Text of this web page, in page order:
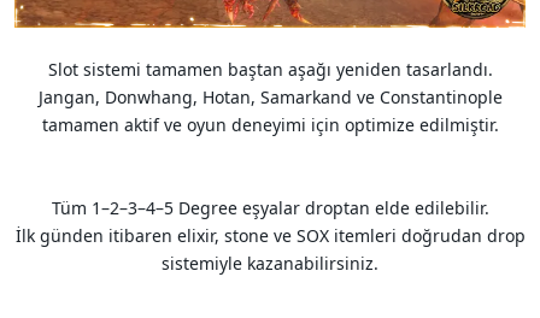
Slot sistemi tamamen baştan aşağı yeniden tasarlandı.
Jangan, Donwhang, Hotan, Samarkand ve Constantinople
tamamen aktif ve oyun deneyimi için optimize edilmiştir.
Tüm 1–2–3–4–5 Degree eşyalar droptan elde edilebilir.
İlk günden itibaren elixir, stone ve SOX itemleri doğrudan drop
sistemiyle kazanabilirsiniz.